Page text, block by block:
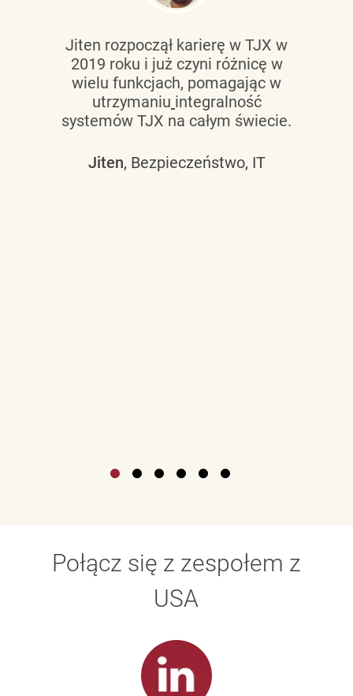
Jiten rozpoczął karierę w TJX w
2019 roku i już czyni różnicę w
wielu funkcjach, pomagając w
utrzymaniu integralność
systemów TJX na całym świecie.
Jiten, Bezpieczeństwo, IT
Połącz się z zespołem z
USA